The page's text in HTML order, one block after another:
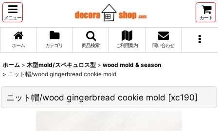
メニュー カート
ホーム カテゴリ 商品検索 ご利用案内 問い合わせ
ホーム > 木型mold/スペキュロス型 > wood mold & season
> ニット帽/wood gingerbread cookie mold
ニット帽/wood gingerbread cookie mold [xc190]